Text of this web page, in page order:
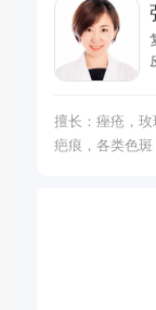
擅长：痤疮，
疤痕，各类色